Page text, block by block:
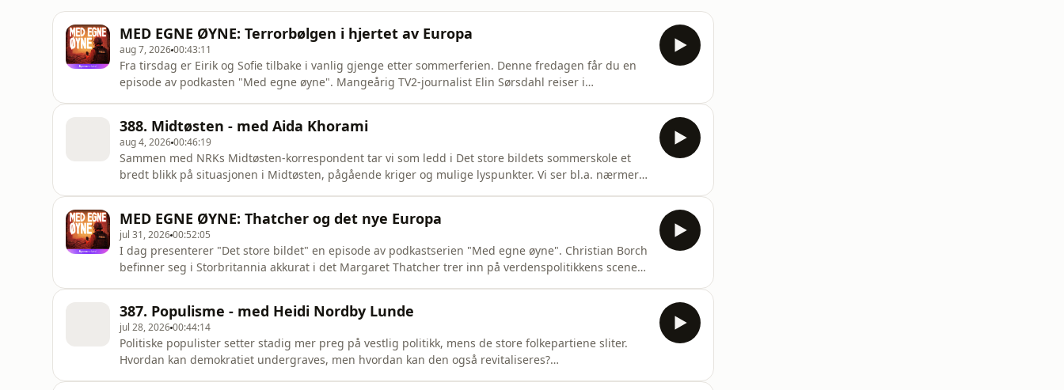
MED EGNE ØYNE: Terrorbølgen i hjertet av Europa
aug 7, 202600:43:11
Fra tirsdag er Eirik og Sofie tilbake i vanlig gjenge etter sommerferien. Denne fredagen får du en
episode av podkasten "Med egne øyne". Mangeårig TV2-journalist Elin Sørsdahl reiser i
seg. Elin treffer ov
388. Midtøsten - med Aida Khorami
aug 4, 202600:46:19
Sammen med NRKs Midtøsten-korrespondent tar vi som ledd i Det store bildets sommerskole et
bredt blikk på situasjonen i Midtøsten, pågående kriger og mulige lyspunkter. Vi ser bl.a. nærmere
MED EGNE ØYNE: Thatcher og det nye Europa
jul 31, 202600:52:05
I dag presenterer "Det store bildet" en episode av podkastserien "Med egne øyne". Christian Borch
befinner seg i Storbritannia akkurat i det Margaret Thatcher trer inn på verdenspolitikkens scene
offer for
387. Populisme - med Heidi Nordby Lunde
jul 28, 202600:44:14
Politiske populister setter stadig mer preg på vestlig politikk, mens de store folkepartiene sliter.
Hvordan kan demokratiet undergraves, men hvordan kan den også revitaliseres?